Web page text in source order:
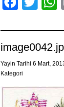
Yayin Tarihi 6 Mart,
Kategori